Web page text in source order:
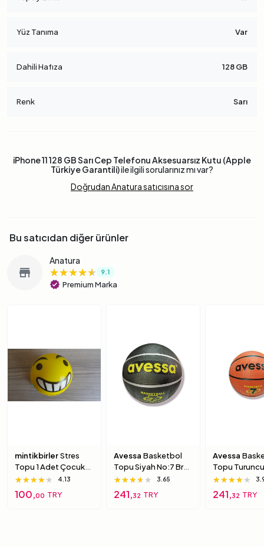
Yüz Tanıma Var
Dahili Hafıza 128 GB
Renk Sarı
iPhone 11 128 GB Sarı Cep Telefonu Aksesuarsız Kutu (Apple
Türkiye Garantili)ile ilgili sorularınız mı var?
Doğrudan Anatura satıcısına sor
Bu satıcıdan diğer ürünler
store
Anatura
★★★★★
★★★★★
★★★★★ 9.1
verified Premium Marka
mintikbirlerStres
Topu 1 Adet Çocuk
Için Yumuşak
Süngerimsi Içi Dolu
Top 6 Numara
★★★★★
★★★★★
★★★★★ 4.13
100,00 TRY
Avessa Basketbol
Topu Siyah No:7 Brc-
7 7 Numara
★★★★★
★★★★★
★★★★★ 3.65
241,32 TRY
Avessa
Topu
Brc-7 5
★★★★★
★★★★★
★★★★★
241,32 TRY